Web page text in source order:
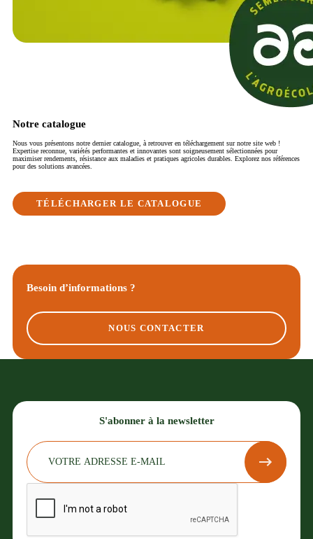
Notre catalogue
Nous vous présentons notre dernier catalogue, à retrouver en téléchargement sur notre site web !
Expertise reconnue, variétés performantes et innovantes sont soigneusement sélectionnées pour
maximiser rendements, résistance aux maladies et pratiques agricoles durables. Explorez nos références
pour des solutions avancées.
TÉLÉCHARGER LE CATALOGUE
Besoin d’informations ?
NOUS CONTACTER
S'abonner à la newsletter